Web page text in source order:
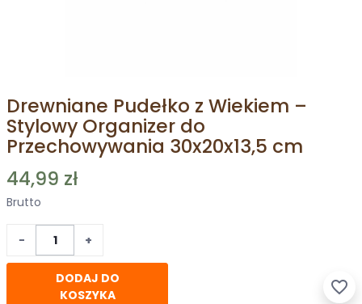
Drewniane Pudełko z Wiekiem –
Stylowy Organizer do
Przechowywania 30x20x13,5 cm
44,99 zł
Brutto
− +
DODAJ DO
KOSZYKA
favorite_border